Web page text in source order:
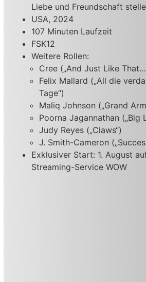
Liebe und Freundschaft
USA, 2024
107 Minuten Laufzeit
FSK12
Weitere Rollen:
Cree („And Just Like
Felix Mallard („All die
Tage“)
Maliq Johnson („Grand
Poorna Jagannathan („Big
Judy Reyes („Claws“)
J. Smith-Cameron
Exklusiver Start: 1. August
Streaming-Service WOW